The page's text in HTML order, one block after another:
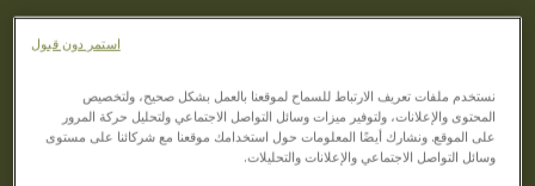
10% 할인 혜택
5파운드 식음료권 증정
نستخدم ملفات تعريف الارتباط للسماح لموقعنا بالعمل بشكل صحيح، ولتخصيص
المحتوى والإعلانات، ولتوفير ميزات وسائل التواصل الاجتماعي ولتحليل حركة المرور
على الموقع. ونشارك أيضًا المعلومات حول استخدامك موقعنا مع شركائنا على مستوى
وسائل التواصل الاجتماعي والإعلانات والتحليلات.
استمر دون قبول